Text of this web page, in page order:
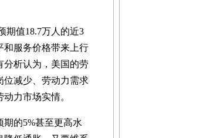
值18.7万人的近3
和服务价格带来上行
分析认为，美国的劳
位减少、劳动力需求
力市场实情。
的5%甚至更高水